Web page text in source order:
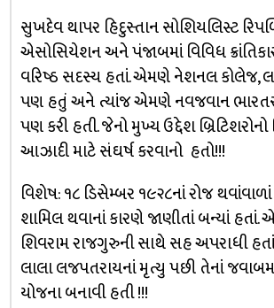
સુખદેવ થાપર હિદુસ્તાન સોશિયલિસ્ટ
એસોસિયેશન અને પંજાબમાં વિવિધ
વરિષ્ઠ સદસ્ય હતાં. એમણે નેશનલ કોલેજ,
પણ હતું અને ત્યાંજ એમણે નવજવાન
પણ કરી હતી. જેનો મુખ્ય ઉદ્દેશ બ્રિટિશરોનો
આઝાદી માટે સંઘર્ષ કરવાનો હતો!!!
વિશેષ: ૧૮ ડિસેમ્બર ૧૯૨૮નાં રોજ
શામિલ થવાનાં કારણે જાણીતાં બન્યાં હતાં.
શિવરામ રાજગુરુની સાથે સહ અપરાધી
લાલા લજપતરાયનાં મૃત્યુ પછી તેનાં
યોજના બનાવી હતી !!!